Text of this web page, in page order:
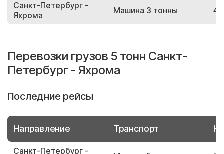
Санкт-Петербург -
Яхрома
Машина 3 тонны
Перевозки грузов 5 тонн Санкт-
Петербург - Яхрома
Последние рейсы
Направление Транспорт
Санкт-Петербург -